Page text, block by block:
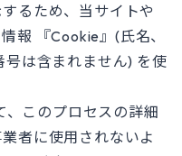
るため、当サイトや
報 『Cookie』(氏名、
は含まれません) を使
、このプロセスの詳細
者に使用されないよ